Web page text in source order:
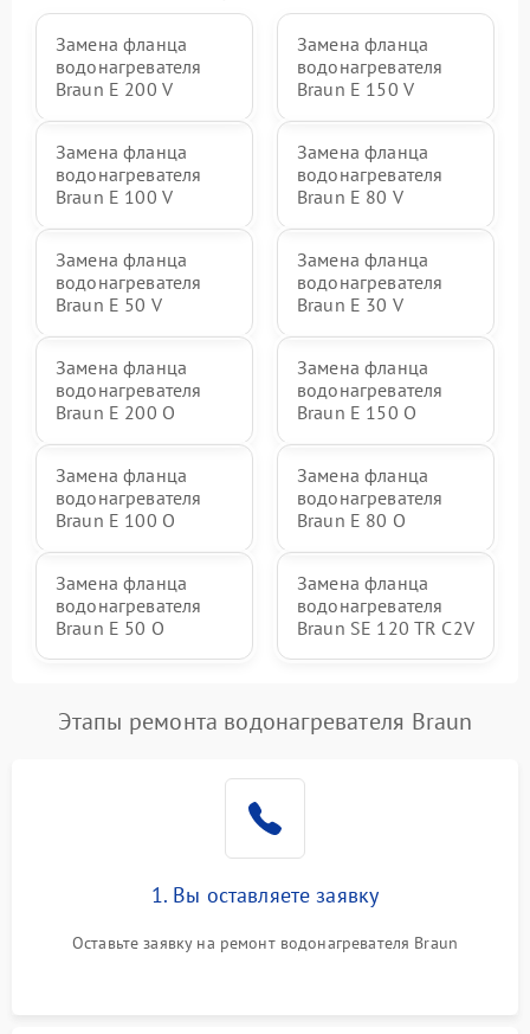
Замена фланца
водонагревателя
Braun E 200 V
Замена фланца
водонагревателя
Braun E 150 V
Замена фланца
водонагревателя
Braun E 100 V
Замена фланца
водонагревателя
Braun E 80 V
Замена фланца
водонагревателя
Braun E 50 V
Замена фланца
водонагревателя
Braun E 30 V
Замена фланца
водонагревателя
Braun E 200 O
Замена фланца
водонагревателя
Braun E 150 O
Замена фланца
водонагревателя
Braun E 100 O
Замена фланца
водонагревателя
Braun E 80 O
Замена фланца
водонагревателя
Braun E 50 O
Замена фланца
водонагревателя
Braun SE 120 TR C2V
Этапы ремонта водонагревателя Braun
1. Вы оставляете заявку
Оставьте заявку на ремонт водонагревателя Braun